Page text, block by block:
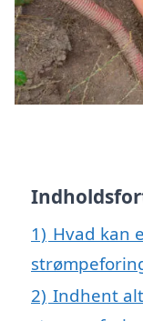
1) Hvad kan
2) Indhent